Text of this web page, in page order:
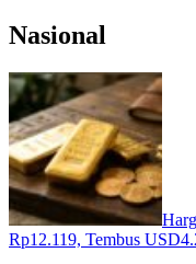
Nasional
Rp12.119, Tembus